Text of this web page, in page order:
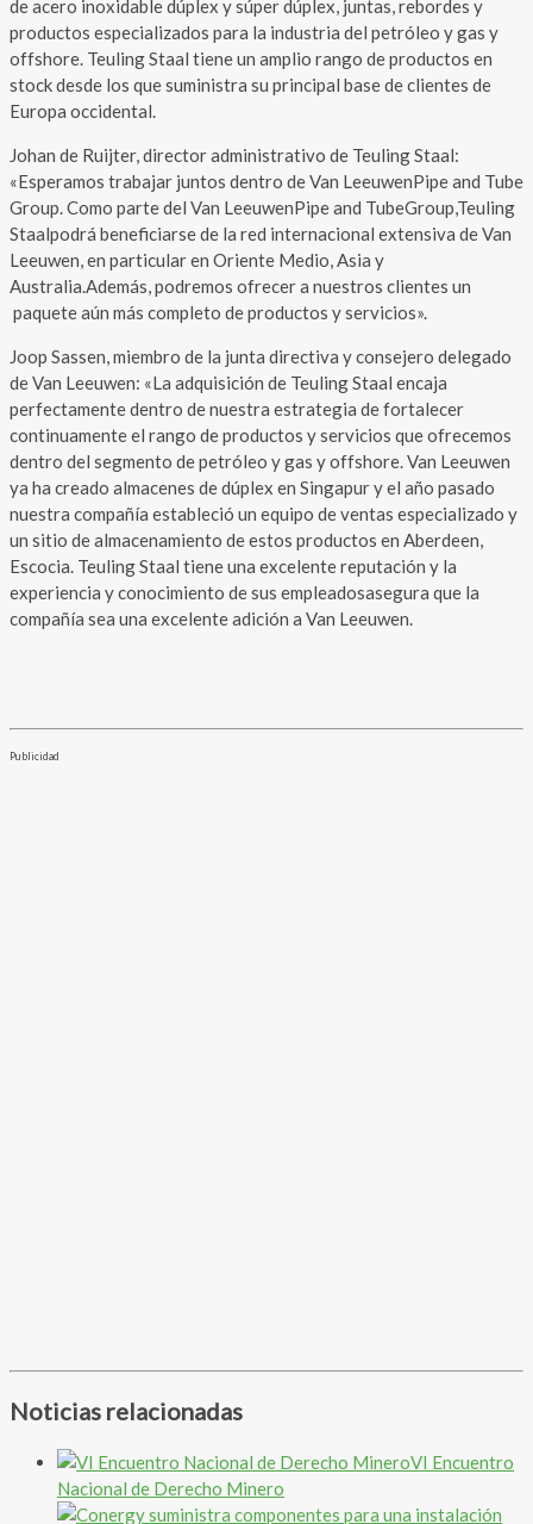
de acero inoxidable dúplex y súper dúplex, juntas, rebordes y
productos especializados para la industria del petróleo y gas y
offshore. Teuling Staal tiene un amplio rango de productos en
stock desde los que suministra su principal base de clientes de
Europa occidental.
Johan de Ruijter, director administrativo de Teuling Staal:
«Esperamos trabajar juntos dentro de Van LeeuwenPipe and Tube
Group. Como parte del Van LeeuwenPipe and TubeGroup,Teuling
Staalpodrá beneficiarse de la red internacional extensiva de Van
Leeuwen, en particular en Oriente Medio, Asia y
Australia.Además, podremos ofrecer a nuestros clientes un
paquete aún más completo de productos y servicios».
Joop Sassen, miembro de la junta directiva y consejero delegado
de Van Leeuwen: «La adquisición de Teuling Staal encaja
perfectamente dentro de nuestra estrategia de fortalecer
continuamente el rango de productos y servicios que ofrecemos
dentro del segmento de petróleo y gas y offshore. Van Leeuwen
ya ha creado almacenes de dúplex en Singapur y el año pasado
nuestra compañía estableció un equipo de ventas especializado y
un sitio de almacenamiento de estos productos en Aberdeen,
Escocia. Teuling Staal tiene una excelente reputación y la
experiencia y conocimiento de sus empleadosasegura que la
compañía sea una excelente adición a Van Leeuwen.
Publicidad
Noticias relacionadas
VI Encuentro
Nacional de Derecho Minero